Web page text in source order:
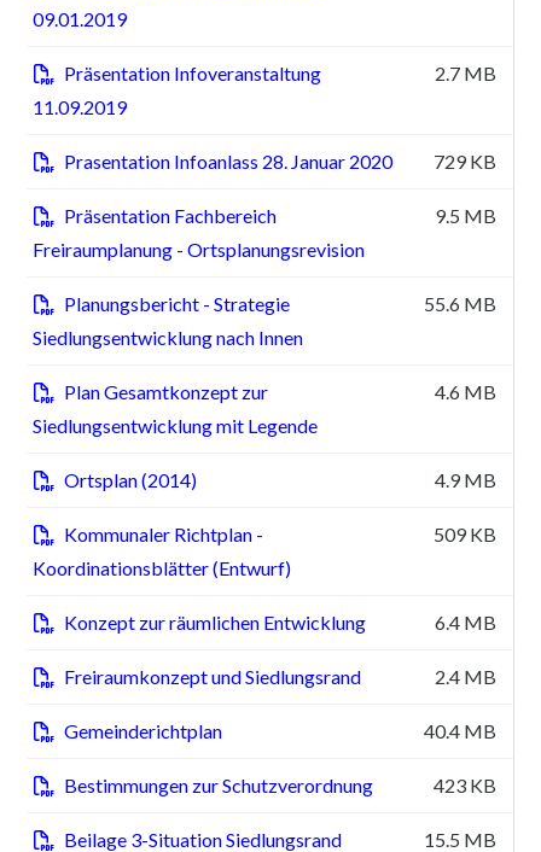
09.01.2019
Präsentation Infoveranstaltung
11.09.2019
2.7 MB
Prasentation Infoanlass 28. Januar 2020 729 KB
Präsentation Fachbereich
Freiraumplanung - Ortsplanungsrevision
9.5 MB
Planungsbericht - Strategie
Siedlungsentwicklung nach Innen
55.6 MB
Plan Gesamtkonzept zur
Siedlungsentwicklung mit Legende
4.6 MB
Ortsplan (2014) 4.9 MB
Kommunaler Richtplan -
Koordinationsblätter (Entwurf)
509 KB
Konzept zur räumlichen Entwicklung 6.4 MB
Freiraumkonzept und Siedlungsrand 2.4 MB
Gemeinderichtplan 40.4 MB
Bestimmungen zur Schutzverordnung 423 KB
Beilage 3-Situation Siedlungsrand 15.5 MB